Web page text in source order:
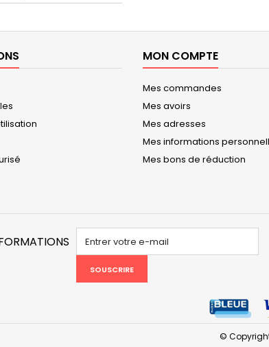
©
MON COMPTE
Mes commandes
Mes avoirs
Mes adresses
Mes informations
Mes bons de réduction
SOUSCRIRE